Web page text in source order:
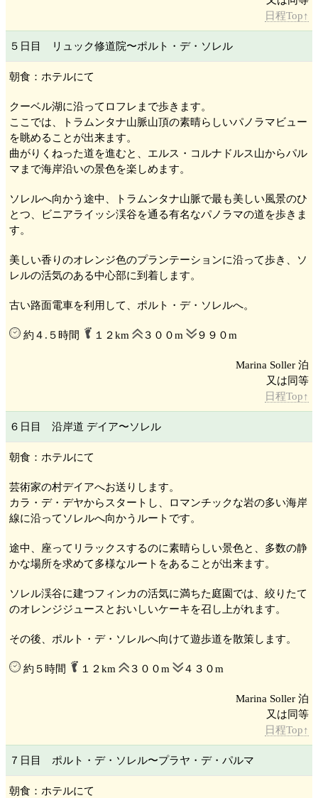
日程Top↑
５日目 リュック修道院〜ポルト・デ・ソレル
朝食：ホテルにて
クーベル湖に沿ってロフレ まで歩きます。
ここでは、トラムンタナ山脈山頂の素晴らしいパノラマビュー
を眺めることが出来ます。
曲がりくねった道を進むと、エルス・コルナドルス山からパル
マ まで海岸沿いの景色を楽しめます。
ソレルへ向かう途中、トラムンタナ山脈で最も美しい風景のひ
とつ、ビニアライッシ渓谷を通る有名なパノラマの道を歩きま
す。
美しい香りのオレンジ色のプランテーションに沿って歩き、ソ
レルの活気のある中心部に到着します。
古い路面電車を利用して、ポルト・デ・ソレルへ。
約４.５時間 １２km ３００m ９９０m
Marina Soller 泊
又は同等
日程Top↑
６日目 沿岸道 デイア〜ソレル
朝食：ホテルにて
芸術家の村デイアへお送りします。
カラ・デ・デヤからスタートし、ロマンチックな岩の多い海岸
線に沿ってソレルへ向かうルートです。
途中、座ってリラックスするのに素晴らしい景色と、多数の静
かな場所を求めて多様なルートをあることが出来ます。
ソレル渓谷に建つフィンカの活気に満ちた庭園では、絞りたて
のオレンジジュースとおいしいケーキを召し上がれます。
その後、ポルト・デ・ソレルへ向けて遊歩道を散策します。
約５時間 １２km ３００m ４３０m
Marina Soller 泊
又は同等
日程Top↑
７日目 ポルト・デ・ソレル〜プラヤ・デ・パルマ
朝食：ホテルにて